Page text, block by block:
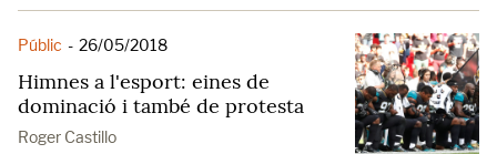
Públic - 26/05/2018
Himnes a l'esport: eines de
dominació i també de protesta
Roger Castillo